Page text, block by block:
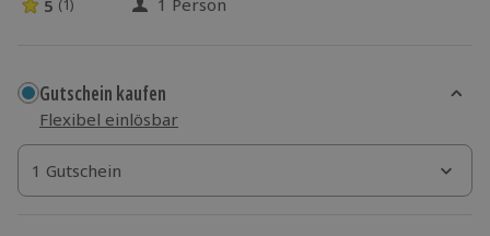
5 Sterne von 5 aus 1 Bewertungen
5 (1)
Gutschein kaufen
Flexibel einlösbar
1 Gutschein
1 Gutschein
1 Gutschein